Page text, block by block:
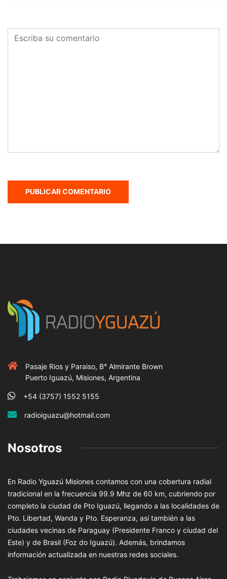
Pasaje Rios y Paraiso, B° Almirante Brown
Puerto Iguazú, Misiones, Argentina
+54 (3757) 1552 5155
radioiguazu@hotmail.com
Nosotros
En Radio Yguazú Misiones contamos con una cobertura radial
tradicional en la frecuencia 99.9 Mhz de 60 km, cubriendo por
completo la ciudad de Pto Iguazú, llegando a las localidades de
Pto. Libertad, Wanda y Pto. Esperanza, así también a las
ciudades vecinas de Paraguay (Presidente Franco y ciudad del
Este) y de Brasil (Foz do Iguazú). Además, brindamos
información actualizada en nuestras redes sociales.